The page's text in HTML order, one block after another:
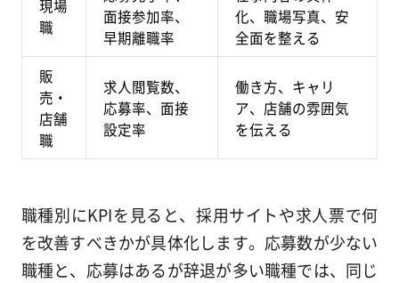
現場
職
面接参加率、
早期離職率
化、職場写真、安
全面を整える
販
売・
店舗
職
求人閲覧数、
応募率、面接
設定率
働き方、キャリ
ア、店舗の雰囲気
を伝える
職種別にKPIを見ると、採用サイトや求人票で何
を改善すべきかが具体化します。応募数が少ない
職種と、応募はあるが辞退が多い職種では、同じ